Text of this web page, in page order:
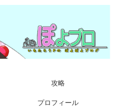
攻略
プロフィール